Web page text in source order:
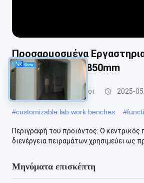
Προσαρμοσμένα
μεγέθους 1500*850mm
Εργαστηριακοί πάγκοι 2025-
#customizable lab work benches #
Περιγραφή του προϊόντος: Ο κεντρικός
διενέργεια πειραμάτων.χρησιμεύει ως
Μηνύματα επισκέπτη